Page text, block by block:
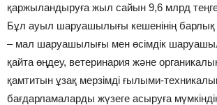
қаржыландыруға жыл сайын 9,6 млрд
Бұл ауыл шаруашылығы кешенінің барлық
– мал шаруашылығы мен өсімдік
қайта өңдеу, ветеринария және органикалық
қамтитын ұзақ мерзімді ғылыми-
бағдарламаларды жүзеге асыруға